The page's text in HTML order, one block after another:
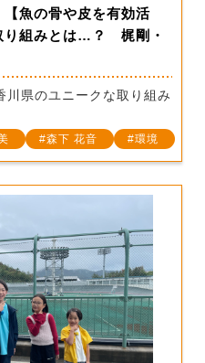
【魚の骨や皮を有効活
り組みとは…？ 梶剛・
川県のユニークな取り組み
森下 花音 環境